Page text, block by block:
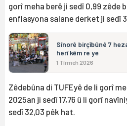
gorî meha berê ji sedî 0,99 zêde
enflasyona salane derket ji sedî
Sînorê birçîbûnê 7
herî kêm re ye
1 Tîrmeh 2026
Zêdebûna di TUFEyê de li gorî
2025an ji sedî 17,76 û li gorî
sedî 32,03 pêk hat.